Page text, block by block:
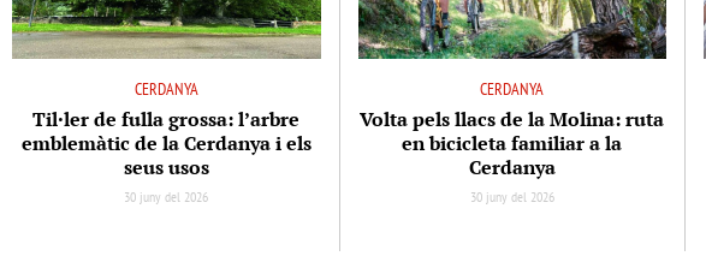
CERDANYA
Til·ler de fulla grossa: l’arbre
emblemàtic de la Cerdanya i els
seus usos
30 juny del 2026
CERDANYA
Volta pels llacs de la Molina: ruta
en bicicleta familiar a la
Cerdanya
30 juny del 2026